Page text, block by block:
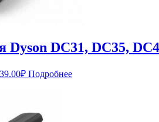
Dyson DC31, DC35,
₽Текущая
цена:
Подробнее